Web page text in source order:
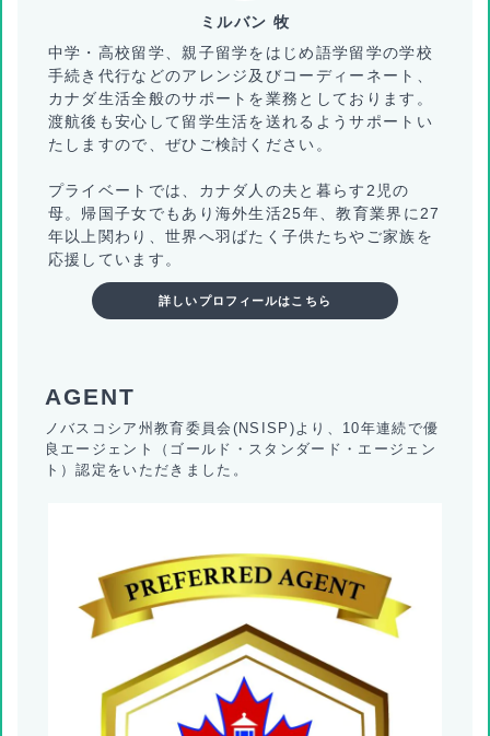
ミルバン 牧
中学・高校留学、親子留学をはじめ語学留学の学校
手続き代行などのアレンジ及びコーディーネート、
カナダ生活全般のサポートを業務としております。
渡航後も安心して留学生活を送れるようサポートい
たしますので、ぜひご検討ください。
プライベートでは、カナダ人の夫と暮らす2児の
母。帰国子女でもあり海外生活25年、教育業界に27
年以上関わり、世界へ羽ばたく子供たちやご家族を
応援しています。
詳しいプロフィールはこちら
ノバスコシア州教育委員会(NSISP)より、10年連続で優
良エージェント（ゴールド・スタンダード・エージェン
ト）認定をいただきました。